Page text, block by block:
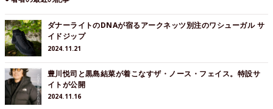
ダナーライトのDNAが宿るアークネッツ別注のワシューガル サ
イドジップ
2024.11.21
豊川悦司と黒島結菜が着こなすザ・ノース・フェイス。特設サ
イトが公開
2024.11.16